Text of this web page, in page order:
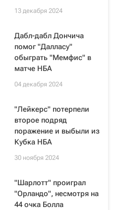
13 декабря 2024
Дабл-дабл Дончича
помог "Далласу"
обыграть "Мемфис" в
матче НБА
04 декабря 2024
"Лейкерс" потерпели
второе подряд
поражение и выбыли из
Кубка НБА
30 ноября 2024
"Шарлотт" проиграл
"Орландо", несмотря на
44 очка Болла